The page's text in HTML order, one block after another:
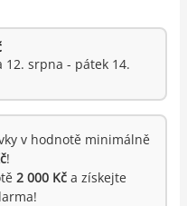
srpna - pátek 14.
v hodnotě minimálně
!
2 000 Kča získejte